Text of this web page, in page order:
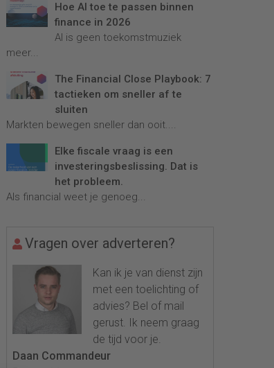
Hoe AI toe te passen binnen
finance in 2026
AI is geen toekomstmuziek
meer...
The Financial Close Playbook: 7
tactieken om sneller af te
sluiten
Markten bewegen sneller dan ooit....
Elke fiscale vraag is een
investeringsbeslissing. Dat is
het probleem.
Als financial weet je genoeg...
Vragen over adverteren?
Kan ik je van dienst zijn
met een toelichting of
advies? Bel of mail
gerust. Ik neem graag
de tijd voor je.
Daan Commandeur